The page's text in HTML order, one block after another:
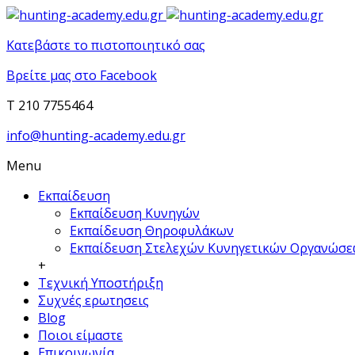
Κατεβάστε το πιστοποιητικό σας
Βρείτε μας στο Facebook
T 210 7755464
info@hunting-academy.edu.gr
Menu
Εκπαίδευση
Εκπαίδευση Κυνηγών
Εκπαίδευση Θηροφυλάκων
Εκπαίδευση Στελεχών Κυνηγετικών
+
Τεχνική Υποστήριξη
Συχνές ερωτησεις
Blog
Ποιοι είμαστε